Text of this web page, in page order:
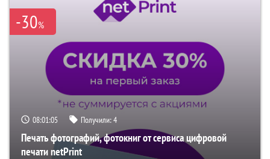
-30%
08:01:04 Получили:4
Печать фотографий, фотокниг от сервиса цифровой
печати netPrint